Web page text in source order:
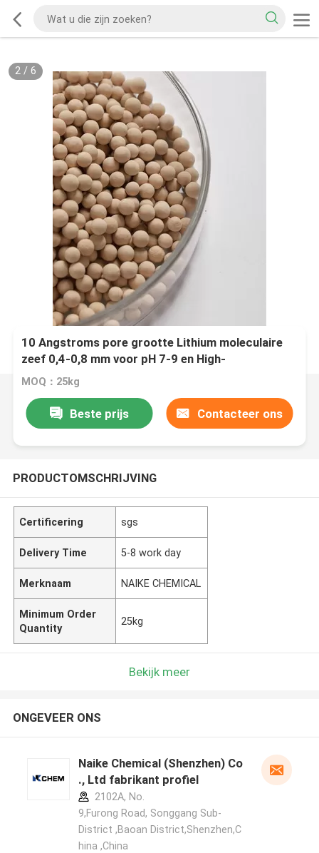
2/ 6
10 Angstroms pore grootte Lithium moleculaire
zeef 0,4-0,8 mm voor pH 7-9 en High-
MOQ：25kg
Beste prijs Contacteer ons
PRODUCTOMSCHRIJVING
Certificering sgs
Delivery Time 5-8 work day
Merknaam NAIKE CHEMICAL
Minimum Order
Quantity
25kg
Bekijk meer
ONGEVEER ONS
Naike Chemical (Shenzhen) Co
., Ltd fabrikant profiel
2102A, No.
9,Furong Road, Songgang Sub-
District ,Baoan District,Shenzhen,C
hina ,China